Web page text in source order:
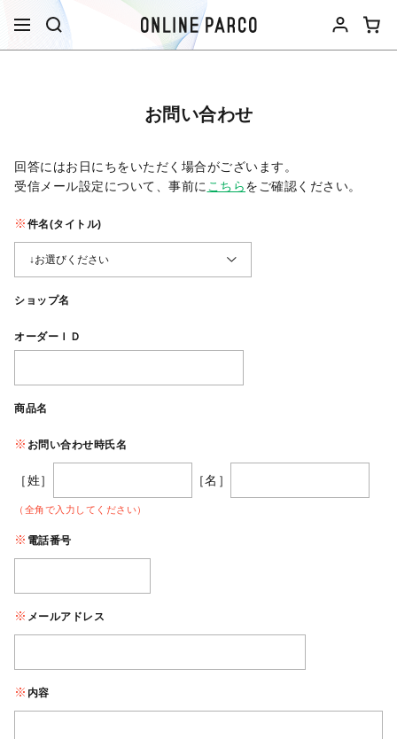
お問い合わせ
回答にはお日にちをいただく場合がございます。
受信メール設定について、事前に こちらをご確認ください。​
件名(タイトル)
ショップ名
オーダーＩＤ
商品名
お問い合わせ時氏名
［姓］ ［名］
（全角で入力してください）
電話番号
メールアドレス
内容